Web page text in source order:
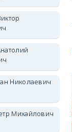
Николаевич
Михайлович